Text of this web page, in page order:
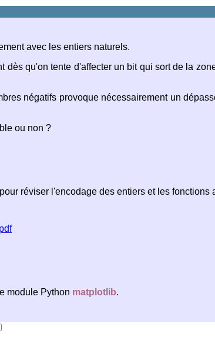
avec les entiers naturels.
dès qu'on tente d'affecter un bit qui sort de la
négatifs provoque nécessairement un
ou non ?
réviser l'encodage des entiers et les fonctions
pdf
module Python matplotlib.